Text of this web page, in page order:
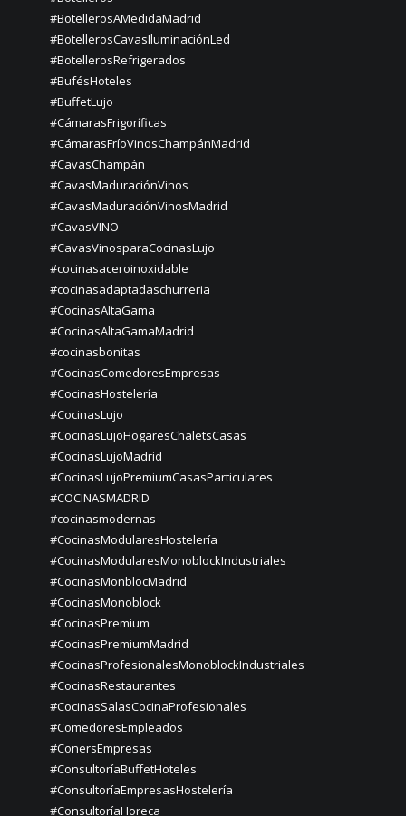
#BotellerosAMedidaMadrid
#BotellerosCavasIluminaciónLed
#BotellerosRefrigerados
#BufésHoteles
#BuffetLujo
#CámarasFrigoríficas
#CámarasFríoVinosChampánMadrid
#CavasChampán
#CavasMaduraciónVinos
#CavasMaduraciónVinosMadrid
#CavasVINO
#CavasVinosparaCocinasLujo
#cocinasaceroinoxidable
#cocinasadaptadaschurreria
#CocinasAltaGama
#CocinasAltaGamaMadrid
#cocinasbonitas
#CocinasComedoresEmpresas
#CocinasHostelería
#CocinasLujo
#CocinasLujoHogaresChaletsCasas
#CocinasLujoMadrid
#CocinasLujoPremiumCasasParticulares
#COCINASMADRID
#cocinasmodernas
#CocinasModularesHostelería
#CocinasModularesMonoblockIndustriales
#CocinasMonblocMadrid
#CocinasMonoblock
#CocinasPremium
#CocinasPremiumMadrid
#CocinasProfesionalesMonoblockIndustriales
#CocinasRestaurantes
#CocinasSalasCocinaProfesionales
#ComedoresEmpleados
#ConersEmpresas
#ConsultoríaBuffetHoteles
#ConsultoríaEmpresasHostelería
#ConsultoríaHoreca